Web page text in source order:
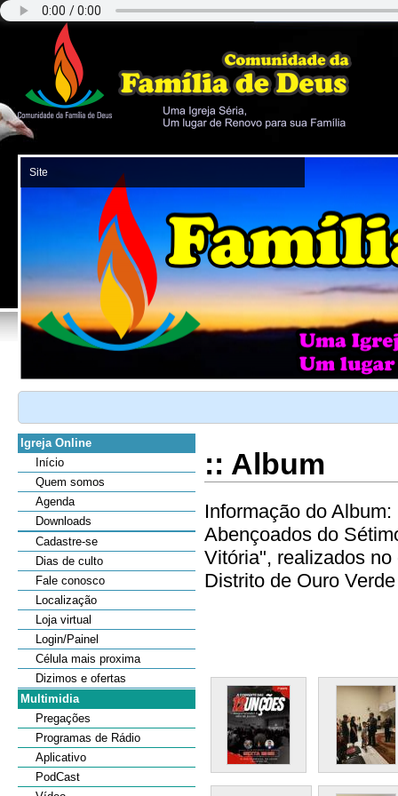
Igreja Online
Início
Quem somos
Agenda
Downloads
Cadastre-se
Dias de culto
Fale conosco
Localização
Loja virtual
Login/Painel
Célula mais proxima
Dizimos e ofertas
Multimidia
Pregações
Programas de Rádio
Aplicativo
PodCast
:: Album
Informação do Album:
Abençoados do
Vitória", realizados
Distrito de Ouro